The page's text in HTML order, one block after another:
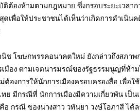
ต้องห้ามตามกฎหมาย ซึ่งกรอบระยะเวลา
ดเพื่อให้ประชาชนได้เห็นว่าเกิดการดำเนิน
ช โฆษกพรรคอนาคตใหม่ ยังกล่าวถึงสภาพ
เมือง ตามเจตนารมรณ์ของรัฐธรรมนูญที่ห้า
องการให้นักการเมืองครอบครองสื่อ เพื่อ
ย มีกรณีที่ นักการเมืองมีความเกี่ยวพัน เป็น
กรณี ของนางสาว วทันยา วงษ์โอภาสี ได้